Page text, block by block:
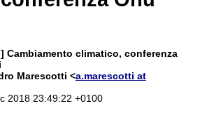
Cambiamento climatico, conferenza
Marescotti <a.marescotti at
2018 23:49:22 +0100